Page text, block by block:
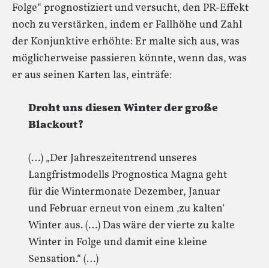
Folge“ prognostiziert und versucht, den PR-Effekt
noch zu verstärken, indem er Fallhöhe und Zahl
der Konjunktive erhöhte: Er malte sich aus, was
möglicherweise passieren könnte, wenn das, was
er aus seinen Karten las, einträfe:
Droht uns diesen Winter der große
Blackout?
(…) „Der Jahreszeitentrend unseres
Langfristmodells Prognostica Magna geht
für die Wintermonate Dezember, Januar
und Februar erneut von einem ‚zu kalten‘
Winter aus. (…) Das wäre der vierte zu kalte
Winter in Folge und damit eine kleine
Sensation.“ (…)